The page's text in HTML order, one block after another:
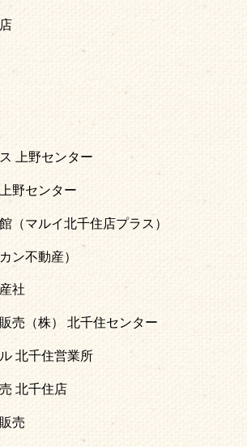
上野センター
野センター
（マルイ北千住店プラス）
ン不動産）
社
売（株） 北千住センター
北千住営業所
北千住店
売